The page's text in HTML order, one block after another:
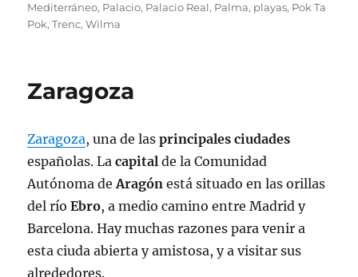
Mediterráneo, Palacio, Palacio Real, Palma, playas, Pok Ta
Pok,Trenc,Wilma
Zaragoza
Zaragoza, una de lasprincipales ciudades
españolas. Lacapital de la Comunidad
Autónoma deAragón está situado en las orillas
del ríoEbro, a medio camino entre Madrid y
Barcelona. Hay muchas razones para venir a
esta ciuda abierta y amistosa, y a visitar sus
alrededores.